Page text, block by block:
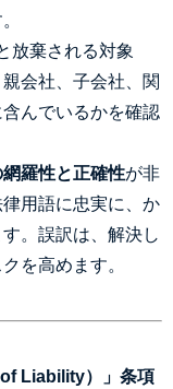
放棄される対象
会社、子会社、関
んでいるかを確認
羅性と正確性が非
用語に忠実に、か
。誤訳は、解決し
を高めます。
Liability）」条項